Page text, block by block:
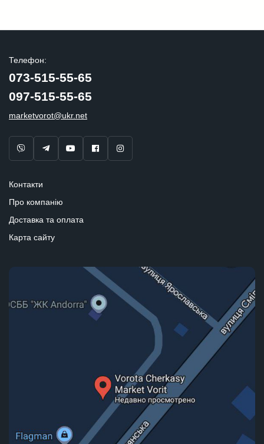
Телефон:
073-515-55-65
097-515-55-65
marketvorot@ukr.net
Контакти
Про компанію
Доставка та оплата
Карта сайту